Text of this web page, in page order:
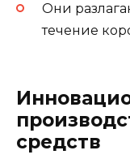
Они
течение
средств